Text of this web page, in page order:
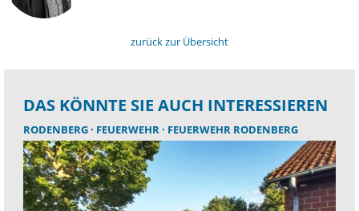
zurück zur Übersicht
DAS KÖNNTE SIE AUCH INTERESSIEREN
RODENBERG FEUERWEHR FEUERWEHR RODENBERG